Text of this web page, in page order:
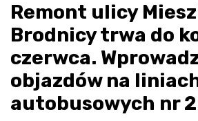
Remont ulicy
Brodnicy trwa do
czerwca.
objazdów na
autobusowych nr